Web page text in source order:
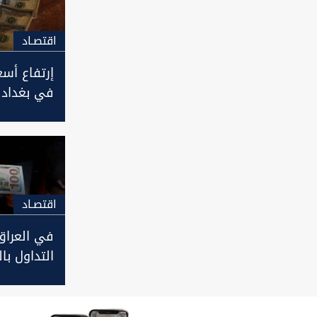
اقتصـاد
إرتفاع
في
اقتصـاد
في
التداول